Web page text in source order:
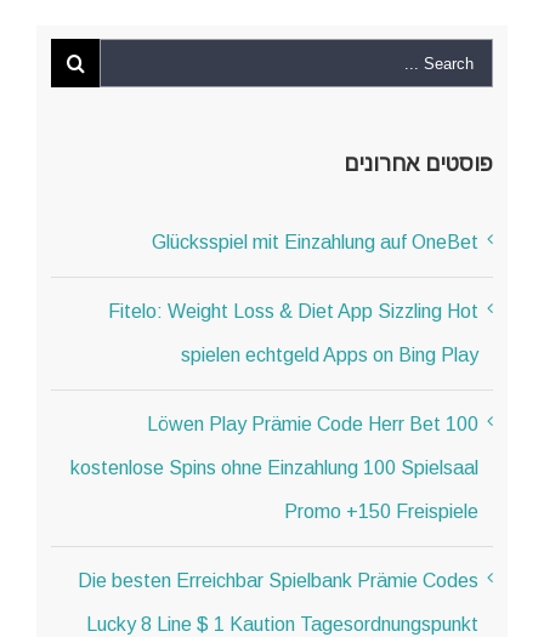
פוסטים אחרונים
Glücksspiel mit Einzahlung auf OneBet
Fitelo: Weight Loss & Diet App Sizzling Hot
spielen echtgeld Apps on Bing Play
Löwen Play Prämie Code Herr Bet 100
kostenlose Spins ohne Einzahlung 100 Spielsaal
Promo +150 Freispiele
Die besten Erreichbar Spielbank Prämie Codes
Lucky 8 Line $ 1 Kaution Tagesordnungspunkt